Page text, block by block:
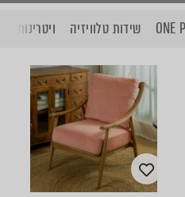
שידות טלוויזיה ויטרינות